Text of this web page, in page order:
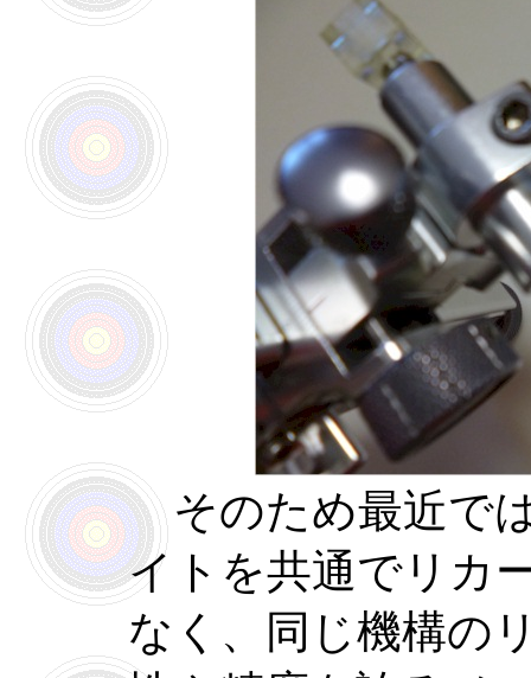
そのため最近で
イトを共通でリカ
なく、同じ機構の